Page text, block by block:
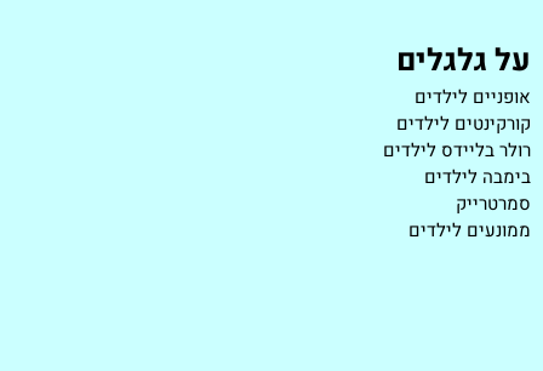
על גלגלים
אופניים לילדים
קורקינטים לילדים
רולר בליידס לילדים
בימבה לילדים
סמרטרייק
ממונעים לילדים